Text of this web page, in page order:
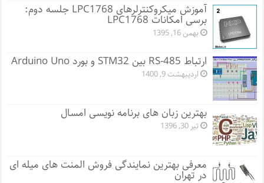
آموزش میکروکنترلرهای LPC1768 جلسه دوم:
برسی امکانات LPC1768
بهمن 16, 1395
ارتباط RS-485 بین STM32 و بورد Arduino Uno
اردیبهشت 9, 1400
بهترین زبان های برنامه نویسی امسال
تیر 30, 1396
معرفی بهترین نمایندگی فروش المنت های میله ای
در تهران